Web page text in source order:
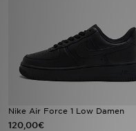
Nike Air Force 1 Low Damen
120,00€
Filialfinder
Meine Nachrichten